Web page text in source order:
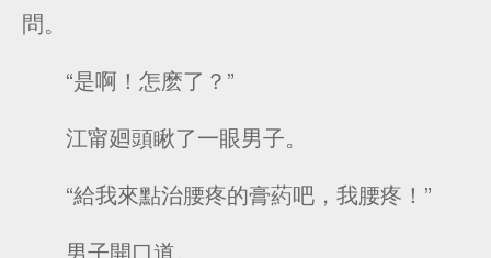
問。
“是啊！怎麽了？”
江甯廻頭瞅了一眼男子。
“給我來點治腰疼的膏葯吧，我腰疼！”
男子開口道。